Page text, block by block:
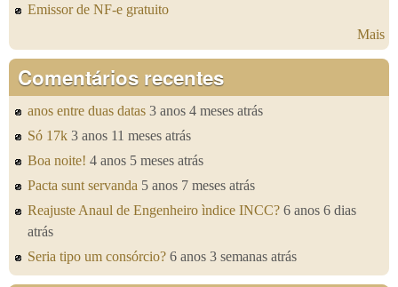
Emissor de NF-e gratuito
Mais
Comentários recentes
anos entre duas datas 3 anos 4 meses atrás
Só 17k 3 anos 11 meses atrás
Boa noite! 4 anos 5 meses atrás
Pacta sunt servanda 5 anos 7 meses atrás
Reajuste Anaul de Engenheiro ìndice INCC? 6 anos 6 dias
atrás
Seria tipo um consórcio? 6 anos 3 semanas atrás